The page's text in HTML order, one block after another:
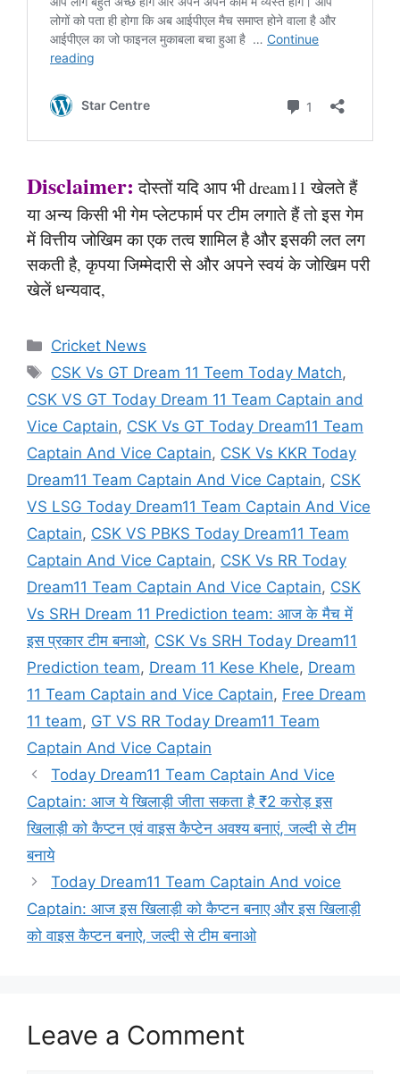
Disclaimer: दोस्तों यदि आप भी dream11 खेलते हैं
या अन्य किसी भी गेम प्लेटफार्म पर टीम लगाते हैं तो इस गेम
में वित्तीय जोखिम का एक तत्व शामिल है और इसकी लत लग
सकती है, कृपया जिम्मेदारी से और अपने स्वयं के जोखिम परी
खेलें धन्यवाद,
Categories
Cricket News
Tags
CSK Vs GT Dream 11 Teem Today Match,
CSK VS GT Today Dream 11 Team Captain and
Vice Captain, CSK Vs GT Today Dream11 Team
Captain And Vice Captain, CSK Vs KKR Today
Dream11 Team Captain And Vice Captain, CSK
VS LSG Today Dream11 Team Captain And Vice
Captain, CSK VS PBKS Today Dream11 Team
Captain And Vice Captain, CSK Vs RR Today
Dream11 Team Captain And Vice Captain, CSK
Vs SRH Dream 11 Prediction team: आज के मैच में
इस प्रकार टीम बनाओ, CSK Vs SRH Today Dream11
Prediction team, Dream 11 Kese Khele, Dream
11 Team Captain and Vice Captain, Free Dream
11 team, GT VS RR Today Dream11 Team
Captain And Vice Captain
Today Dream11 Team Captain And Vice
Captain: आज ये खिलाड़ी जीता सकता है ₹2 करोड़ इस
खिलाड़ी को कैप्टन एवं वाइस कैप्टेन अवश्य बनाएं, जल्दी से टीम
बनाये
Today Dream11 Team Captain And voice
Captain: आज इस खिलाड़ी को कैप्टन बनाए और इस खिलाड़ी
को वाइस कैप्टन बनाऐ, जल्दी से टीम बनाओ
Leave a Comment